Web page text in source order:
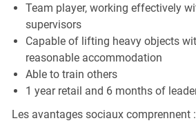
Team player, working effectively
supervisors
Capable of lifting heavy objects
reasonable accommodation
Able to train others
1 year retail and 6 months of
Les avantages sociaux comprennent